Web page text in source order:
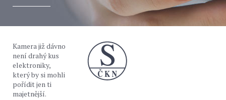
Kamera již dávno
není drahý kus
elektroniky,
který by si mohli
pořídit jen ti
majetnější.